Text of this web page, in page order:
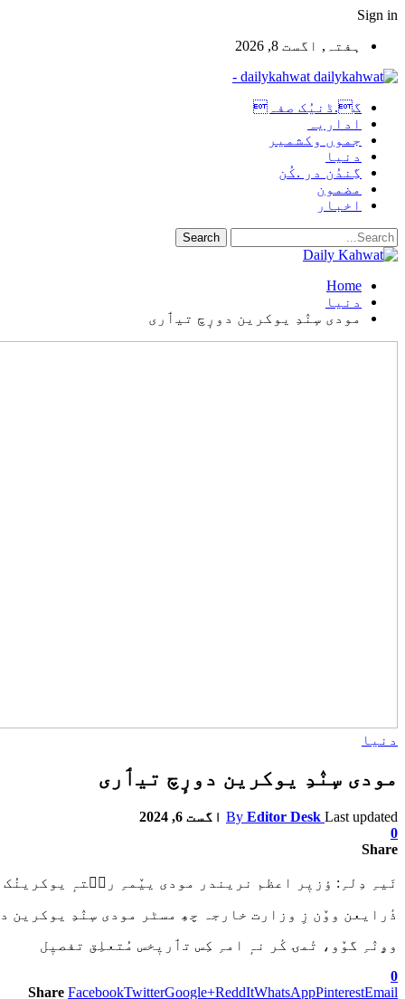
Sign in
ہفتہ, اگست 8, 2026
dailykahwat -
گ.ڈنیُک صفہ
اداریہ
جموں وکشمیر
دنیا
گِندُن در .کُن
مضمون
اخبار
Home
دنیا
مودی سٕنٛدِ یوکرین دورٕچ تیٲری
دنیا
مودی سٕنٛدِ یوکرین دورٕچ تیٲری
By Editor Desk Last updated
اگست 6, 2024
0
Share
نَیہِ دِلہِ: ؤزیٖر اعظم نریندر مودی ییٚمہِ رٮ۪تہٕ
ذٔرایعن ووٚن زِ وزارت خارجہ چھِ مسٹر مودی سٕنٛدِ یوکرین
وۄنٛہِ گوٚو، تٔمۍ کٔر نہٕ امہِ کِس تٲریٖخس مُتعلِق تفصیٖل
0
Share FacebookTwitterGoogle+ReddItWhatsAppPinterestEmail